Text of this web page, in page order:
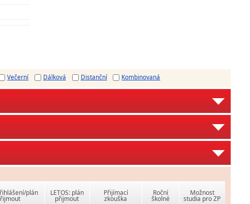
Večerní Dálková Distanční Kombinovaná
plán LETOS: plán
přijmout
Přijímací
zkouška
Roční
školné
Možnost
studia pro ZP